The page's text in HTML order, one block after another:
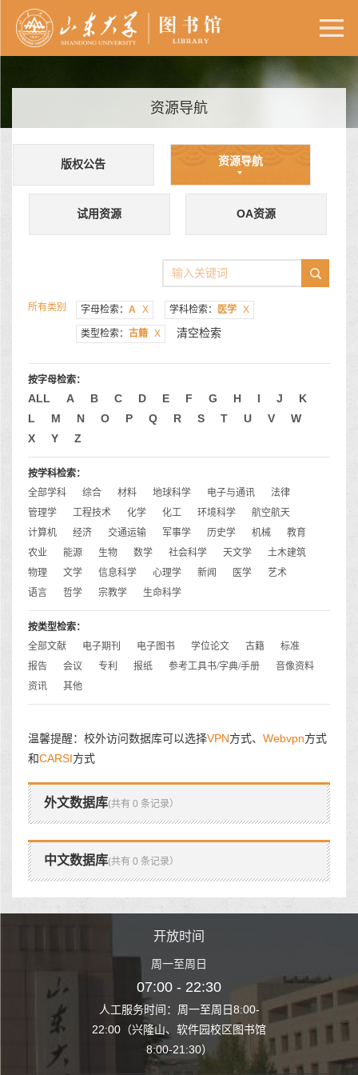
资源导航
版权公告 资源导航
试用资源 OA资源
所有类别 字母检索： A X 学科检索： 医学 X
类型检索： 古籍 X 清空检索
按字母检索：
ALL A B C D E F G H I J
K
L
M N O P Q R S T U V
W
X
Y Z
按学科检索：
全部学科
综合 材料 地球科学 电子与通讯
法律
管理学
工程技术 化学 化工 环境科学
航空航天
计算机
经济 交通运输 军事学 历史学 机械
教育
农业
能源 生物 数学 社会科学 天文学
土木建筑
物理
文学 信息科学 心理学 新闻 医学
艺术
语言
哲学 宗教学 生命科学
按类型检索：
全部文献
电子期刊 电子图书 学位论文 古籍
标准
报告
会议 专利 报纸 参考工具书/字典/手册
音像资料
资讯
其他
温馨提醒：校外访问数据库可以选择VPN方式、 Webvpn方式
和CARSI方式
外文数据库(共有 0 条记录）
中文数据库(共有 0 条记录）
至周日8:00-
园校区图书馆
开放时间
周一至周日
07:00 - 22:30
人工服务时间：周一至周日8:00-
22:00（兴隆山、软件园校区图书馆
8:00-21:30）
人工服务时间
22:00（兴隆山